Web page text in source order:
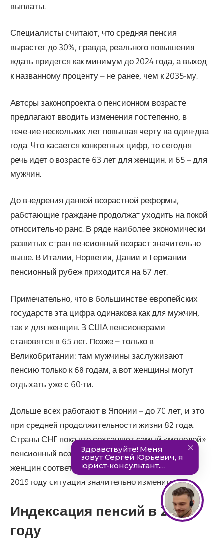
выплаты.
Специалисты считают, что средняя пенсия
вырастет до 30%, правда, реального повышения
ждать придется как минимум до 2024 года, а выход
к названному проценту – не ранее, чем к 2035-му.
Авторы законопроекта о пенсионном возрасте
предлагают вводить изменения постепенно, в
течение нескольких лет повышая черту на один-два
года. Что касается конкретных цифр, то сегодня
речь идет о возрасте 63 лет для женщин, и 65 – для
мужчин.
До внедрения данной возрастной реформы,
работающие граждане продолжат уходить на покой
относительно рано. В ряде наиболее экономически
развитых стран пенсионный возраст значительно
выше. В Италии, Норвегии, Дании и Германии
пенсионный рубеж приходится на 67 лет.
Примечательно, что в большинстве европейских
государств эта цифра одинакова как для мужчин,
так и для женщин. В США пенсионерами
становятся в 65 лет. Позже – только в
Великобритании: там мужчины заслуживают
пенсию только к 68 годам, а вот женщины могут
отдыхать уже с 60-ти.
Дольше всех работают в Японии – до 70 лет, и это
при средней продолжительности жизни 82 года.
Страны СНГ пока что сохраняют самый «молодой»
пенсионный возраст – 60 и 55 лет для мужчин и
женщин соответственно. Но, судя по всему, уже в
2019 году ситуация значительно изменится.
Индексация пенсий в 2019
году